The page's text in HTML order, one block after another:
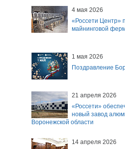
4 мая 2026
«Россети Центр»
майнинговой
1 мая 2026
Поздравление
21 апреля 2026
«Россети»
новый завод
Воронежской области
14 апреля 2026